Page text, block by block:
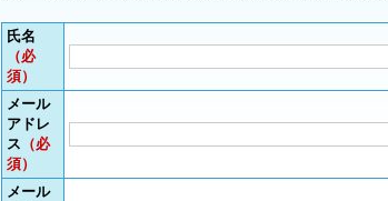
氏名
（必
須）
メール
アドレ
ス （必
須）
メール